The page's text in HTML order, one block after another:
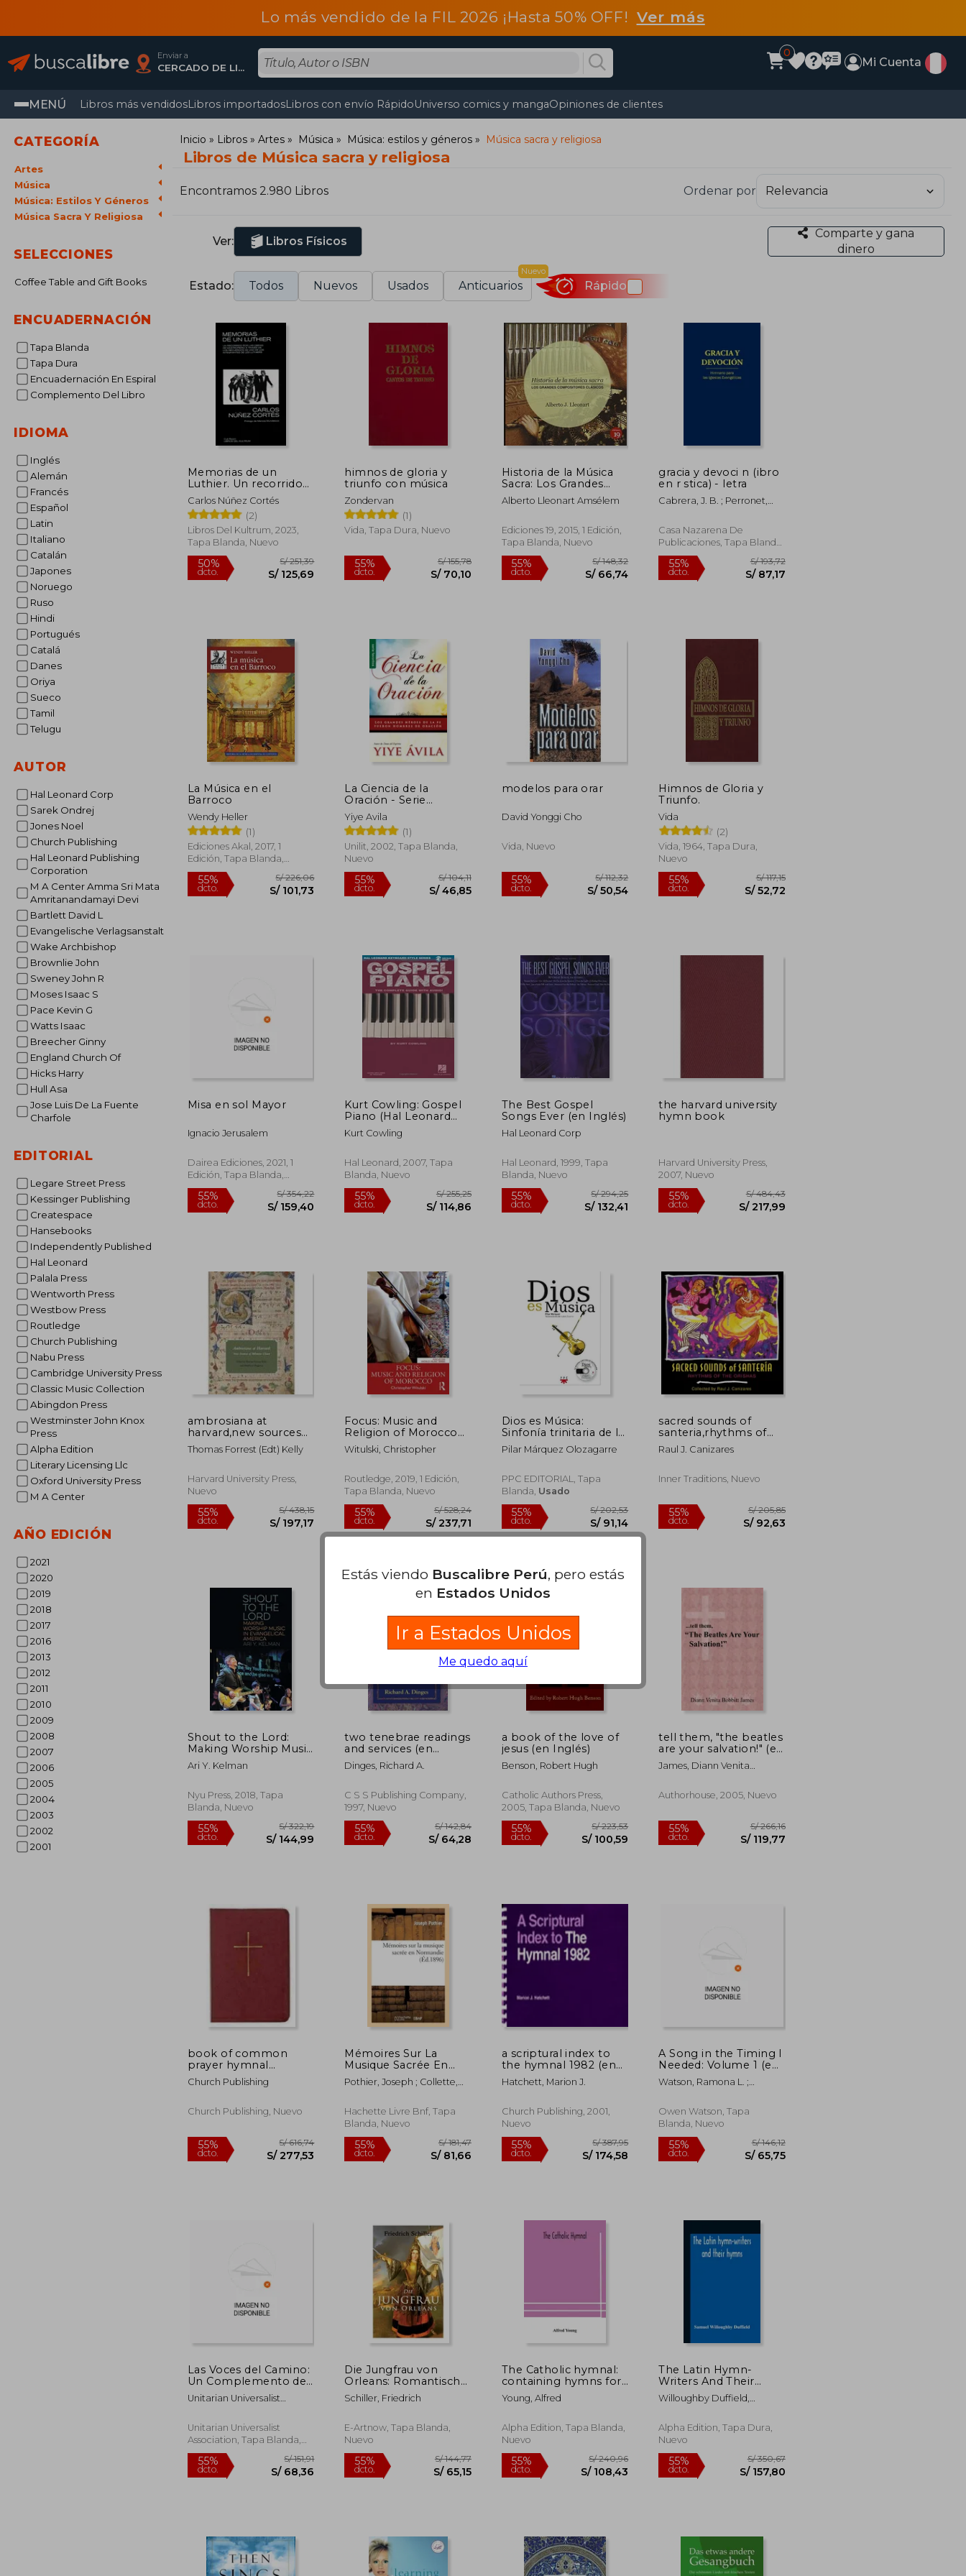
Lo más vendido de la FIL 2026 ¡Hasta 50% OFF! Ver más
Enviar a
CERCADO DE LIMA, Lima
0
Mi Cuenta
MENÚ Libros más vendidosLibros importadosLibros con envío RápidoUniverso comics y mangaOpiniones de clientes
CATEGORÍA
Artes
Música
Música: Estilos Y Géneros
Música Sacra Y Religiosa
SELECCIONES
Coffee Table and Gift Books
ENCUADERNACIÓN
Tapa Blanda
Tapa Dura
Encuadernación En Espiral
Complemento Del Libro
IDIOMA
Inglés
Alemán
Francés
Español
Latin
Italiano
Catalán
Japones
Noruego
Ruso
Hindi
Portugués
Catalá
Danes
Oriya
Sueco
Tamil
Telugu
AUTOR
Hal Leonard Corp
Sarek Ondrej
Jones Noel
Church Publishing
Hal Leonard Publishing
Corporation
M A Center Amma Sri Mata
Amritanandamayi Devi
Bartlett David L
Evangelische Verlagsanstalt
Wake Archbishop
Brownlie John
Sweney John R
Moses Isaac S
Pace Kevin G
Watts Isaac
Breecher Ginny
England Church Of
Hicks Harry
Hull Asa
Jose Luis De La Fuente
Charfole
EDITORIAL
Legare Street Press
Kessinger Publishing
Createspace
Hansebooks
Independently Published
Hal Leonard
Palala Press
Wentworth Press
Westbow Press
Routledge
Church Publishing
Nabu Press
Cambridge University Press
Classic Music Collection
Abingdon Press
Westminster John Knox
Press
Alpha Edition
Literary Licensing Llc
Oxford University Press
M A Center
AÑO EDICIÓN
2021
2020
2019
2018
2017
2016
2013
2012
2011
2010
2009
2008
2007
2006
2005
2004
2003
2002
2001
Inicio Libros Artes Música Música: estilos y géneros Música sacra y religiosa
Libros de Música sacra y religiosa
Encontramos 2.980 Libros Ordenar por
Ver: Libros Físicos
Comparte y gana
dinero
Estado: Todos Nuevos Usados Anticuarios
Nuevo
Rápido
Memorias de un
Luthier. Un recorrido
por las obras de
Mastropiero a través
de los recuerdos de
uno de los integrantes
de Les Luthiers
Carlos Núñez Cortés
(2)
Libros Del Kultrum, 2023,
Tapa Blanda, Nuevo
himnos de gloria y
triunfo con música
Zondervan
(1)
Vida, Tapa Dura, Nuevo
Historia de la Música
Sacra: Los Grandes
Compositores Clásicos
Alberto Lleonart Amsélem
Ediciones 19, 2015, 1 Edición,
Tapa Blanda, Nuevo
S/ 66,74
gracia y devoci n (ibro
en r stica) - letra
Cabrera, J. B. ; Perronet,
Casa Nazarena De
Publicaciones, Tapa Blanda,
Nuevo
La Música en el
Barroco
Wendy Heller
(1)
Ediciones Akal, 2017, 1
Edición, Tapa Blanda,
Nuevo
La Ciencia de la
Oración - Serie
Favoritos
Yiye Avila
(1)
Unilit, 2002, Tapa Blanda,
Nuevo
55%
dcto.
S/ 104,11
S/ 46,85
modelos para orar
David Yonggi Cho
Vida, Nuevo
55%
dcto.
Himnos de Gloria y
Triunfo.
Vida
(2)
Vida, 1964, Tapa Dura,
Nuevo
Misa en sol Mayor
Ignacio Jerusalem
Dairea Ediciones, 2021, 1
Edición, Tapa Blanda,
Nuevo
55%
dcto.
Kurt Cowling: Gospel
Piano (Hal Leonard
Keyboard Style Series)
(en Inglés)
Kurt Cowling
Hal Leonard, 2007, Tapa
Blanda, Nuevo
55%
dcto.
The Best Gospel
Songs Ever (en Inglés)
Hal Leonard Corp
Hal Leonard, 1999, Tapa
Blanda, Nuevo
55%
dcto.
S/ 294,25
S/ 132,41
the harvard university
hymn book
Harvard University Press,
2007, Nuevo
55%
dcto.
ambrosiana at
harvard,new sources
of milanese chant
Thomas Forrest (edt) Kelly
Harvard University Press,
Nuevo
55%
dcto. S/ 197,17
Focus: Music and
Religion of Morocco
(en Inglés)
Witulski, Christopher
Routledge, 2019, 1 Edición,
Tapa Blanda, Nuevo
dcto. S/ 237,71
Dios es Música:
Sinfonía trinitaria de la
Historia de la Salvación
(Fdec (ppc))
Pilar Márquez Olozagarre
PPC EDITORIAL, Tapa
Blanda, Usado
dcto. S/ 91,14
sacred sounds of
santeria,rhythms of
the orishas
Raul J. Canizares
Inner Traditions, Nuevo
Shout to the Lord:
Making Worship Music
in Evangelical America
(North American
Ari Y. Kelman
Nyu Press, 2018, Tapa
Blanda, Nuevo
55%
two tenebrae readings
and services (en
Inglés)
Dinges, Richard A.
C S S Publishing Company,
1997, Nuevo
55% S/ 142,84
a book of the love of
jesus (en Inglés)
Benson, Robert Hugh
Catholic Authors Press,
2005, Tapa Blanda, Nuevo
55% S/ 223,53
tell them, "the beatles
are your salvation!" (en
Inglés)
James, Diann Venita
Authorhouse, 2005, Nuevo
55%
book of common
prayer hymnal
combination leather
red the (en Inglés)
Church Publishing
Church Publishing, Nuevo
55%
dcto.
S/ 616,74
S/ 277,53
Mémoires Sur La
Musique Sacrée En
Normandie (en
Francés)
Pothier, Joseph ; Collette,
Hachette Livre Bnf, Tapa
Blanda, Nuevo
55%
dcto.
S/ 181,47
S/ 81,66
a scriptural index to
the hymnal 1982 (en
Inglés)
Hatchett, Marion J.
Church Publishing, 2001,
Nuevo
55% S/ 387,95
S/ 174,58
A Song in the Timing I
Needed: Volume 1 (en
Inglés)
Watson, Ramona L. ;
Owen Watson, Tapa
Blanda, Nuevo
55%
dcto.
Las Voces del Camino:
Un Complemento de
Singing the Living
Tradition (en Inglés)
Unitarian Universalist
Unitarian Universalist
Association, Tapa Blanda,
Nuevo
Die Jungfrau von
Orleans: Romantische
Tragödie (en Inglés)
Schiller, Friedrich
E-Artnow, Tapa Blanda,
Nuevo
The Catholic hymnal:
containing hymns for
congregational and
home use and the
office of Compline,
the litanies, hymns at
Young, Alfred
Alpha Edition, Tapa Blanda,
Nuevo
The Latin Hymn-
Writers And Their
Hymns (en Inglés)
Willoughby Duffield,
Alpha Edition, Tapa Dura,
Nuevo
Estás viendo Buscalibre Perú, pero estás
en Estados Unidos
Ir a Estados Unidos
Me quedo aquí